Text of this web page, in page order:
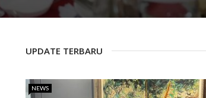
UPDATE TERBARU
NEWS